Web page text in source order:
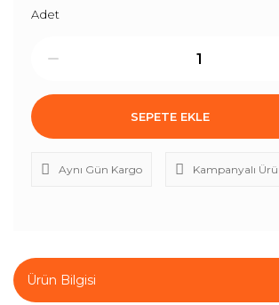
Adet
SEPETE EKLE
Aynı Gün Kargo Kampanyalı
Ürün Bilgisi